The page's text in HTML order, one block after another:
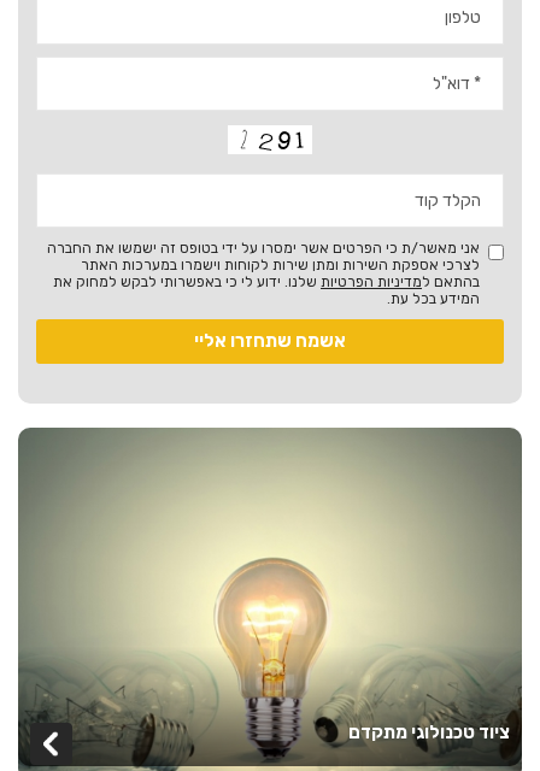
אני מאשר/ת כי הפרטים אשר ימסרו על ידי בטופס זה ישמשו את החברה
לצרכי אספקת השירות ומתן שירות לקוחות וישמרו במערכות האתר
בהתאם למדיניות הפרטיות שלנו. ידוע לי כי באפשרותי לבקש למחוק את
המידע בכל עת.
ציוד טכנולוגי מתקדם